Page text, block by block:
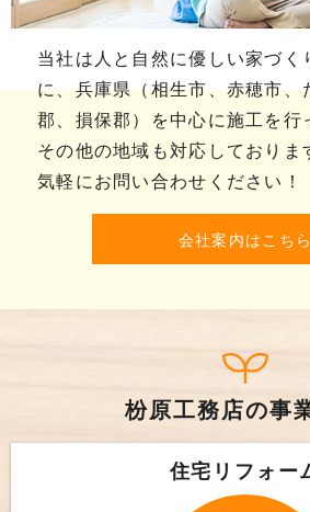
当社は人と自然に優しい家づく
に、兵庫県（相生市、赤穂市、
郡、損保郡）を中心に施工を行
その他の地域も対応しておりま
気軽にお問い合わせください！
会社案内はこちら
枌原工務店の事
住宅リフォー